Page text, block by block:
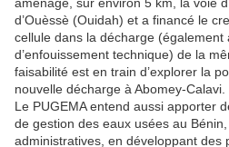
d’Ouèssè (Ouidah) et a financé le
cellule dans la décharge (également
d’enfouissement technique) de la
faisabilité est en train d’explorer la
nouvelle décharge à Abomey-Calavi.
Le PUGEMA entend aussi apporter
de gestion des eaux usées au
administratives, en développant des